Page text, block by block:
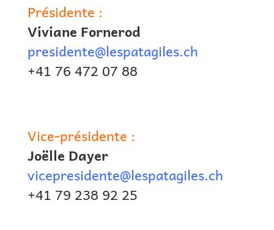
Présidente :
Viviane Fornerod
presidente@lespatagiles.ch
+41 76 472 07 88
Vice-présidente :
Joëlle Dayer
vicepresidente@lespatagiles.ch
+41 79 238 92 25